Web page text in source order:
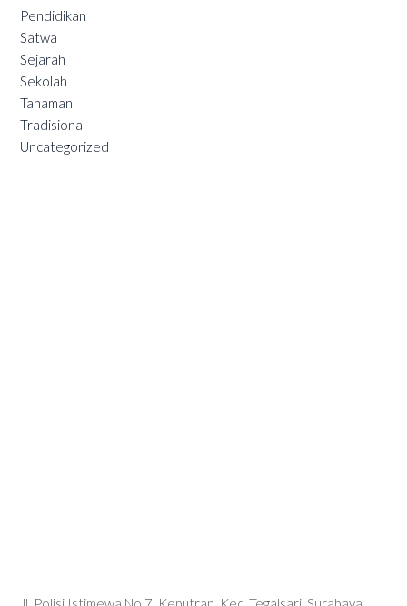
Pendidikan
Satwa
Sejarah
Sekolah
Tanaman
Tradisional
Uncategorized